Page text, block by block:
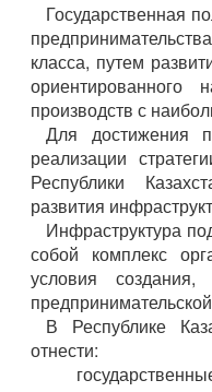
Государственная
класса, путем
ориентированного
производств с
Для достижения
реализации
Республики
развития
Инфраструктура
собой комплекс
условия
В Республике
отнести: